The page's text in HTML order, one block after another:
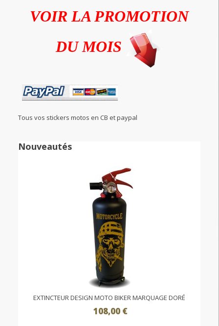
VOIR LA PROMOTION
DU MOIS
Tous vos stickers motos en CB et paypal
Nouveautés
EXTINCTEUR DESIGN MOTO BIKER MARQUAGE DORÉ
108,00 €